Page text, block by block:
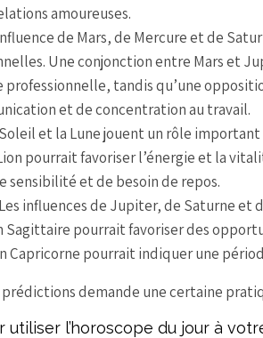
amoureuses.
de Mars, de Mercure et de
Une conjonction entre Mars et
professionnelle, tandis qu’une
et de concentration au travail.
et la Lune jouent un rôle
pourrait favoriser l’énergie et la
sensibilité et de besoin de repos.
Les influences de Jupiter, de Saturne et
pourrait favoriser des
Capricorne pourrait indiquer une
demande une certaine
utiliser l’horoscope du jour à